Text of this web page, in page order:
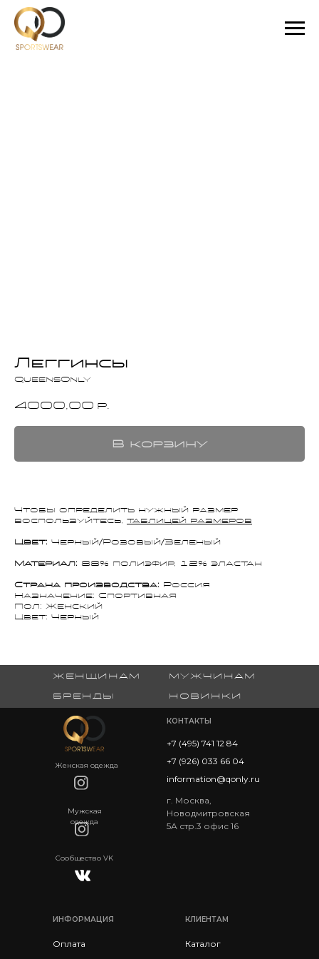
Леггинсы
QueensOnly
4000,00 р.
В корзину
Чтобы определить нужный размер
воспользуйтесь, таблицей размеров
Цвет: Черный/Розовый/Зеленый
Материал: 88% полиэфир, 12% эластан
Страна производства: Россия
Назначение: Спортивная
Пол: Женский
Цвет: Черный
женщинам мужчинам
бренды новинки
КЛИЕНТАМ
Каталог
ИНФОРМАЦИЯ
КОНТАКТЫ
г. Москва,
Новодмитровская
5А стр.3 офис 16
information@qonly.ru
+7 (495) 741 12 84
+7 (926) 033 66 04
Оплата
Женская одежда
Мужская
одежда
Сообщество VK